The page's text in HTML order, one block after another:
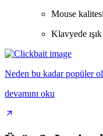
Mouse
Klavyede
Neden bu kadar popüler
devamını oku